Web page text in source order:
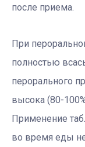
после приема.
При
полностью
перорального
высока (80-
Применение
во время еды